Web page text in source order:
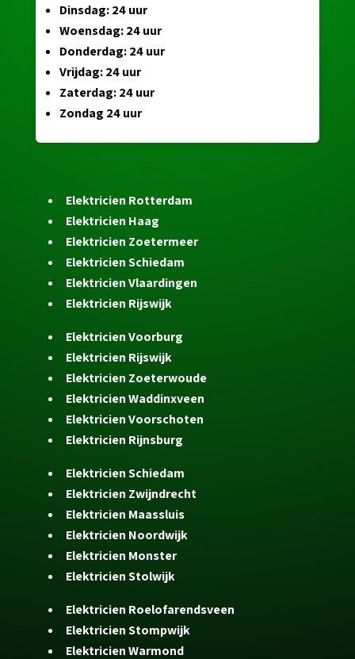
Dinsdag: 24 uur
Woensdag: 24 uur
Donderdag: 24 uur
Vrijdag: 24 uur
Zaterdag: 24 uur
Zondag 24 uur
Elektricien Rotterdam
Elektricien Haag
Elektricien Zoetermeer
Elektricien Schiedam
Elektricien Vlaardingen
Elektricien Rijswijk
Elektricien Voorburg
Elektricien Rijswijk
Elektricien Zoeterwoude
Elektricien Waddinxveen
Elektricien Voorschoten
Elektricien Rijnsburg
Elektricien Schiedam
Elektricien Zwijndrecht
Elektricien Maassluis
Elektricien Noordwijk
Elektricien Monster
Elektricien Stolwijk
Elektricien Roelofarendsveen
Elektricien Stompwijk
Elektricien Warmond